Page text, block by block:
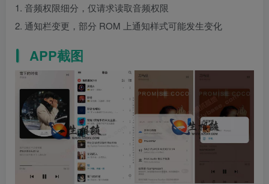
1. 音频权限细分，仅请求读取音频权限
2. 通知栏变更，部分 ROM 上通知样式可能发生变化
APP截图